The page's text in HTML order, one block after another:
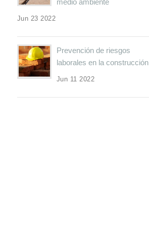
medio ambiente
Jun 23 2022
Prevención de riesgos
laborales en la construcción
Jun 11 2022